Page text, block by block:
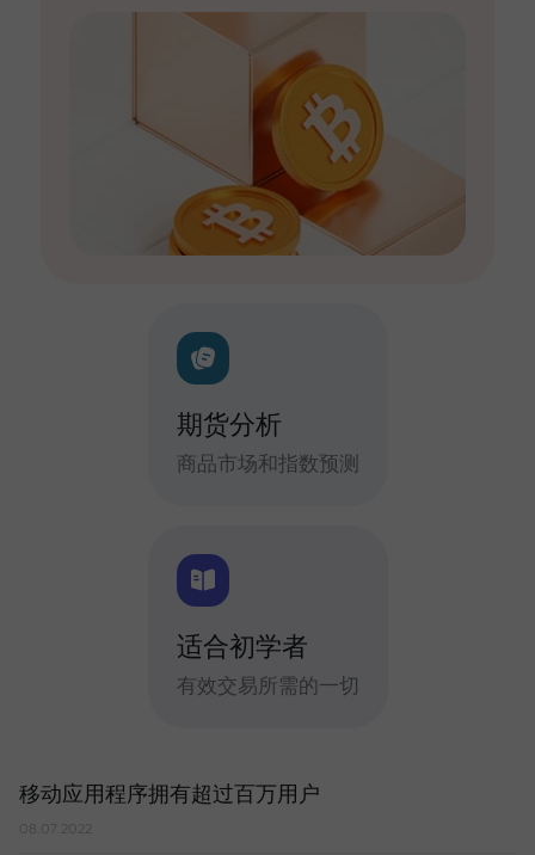
期货分析
商品市场和指数预测
适合初学者
有效交易所需的一切
移动应用程序拥有超过百万用户
08.07.2022